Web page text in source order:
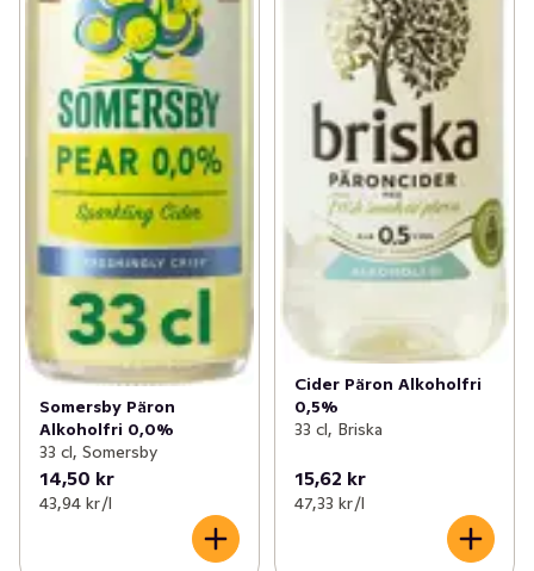
Somersby Päron
Alkoholfri 0,0%
33 cl, Somersby
14,50 kr
43,94 kr /l
Cider Päron Alkoholfri
0,5%
33 cl, Briska
15,62 kr
47,33 kr /l